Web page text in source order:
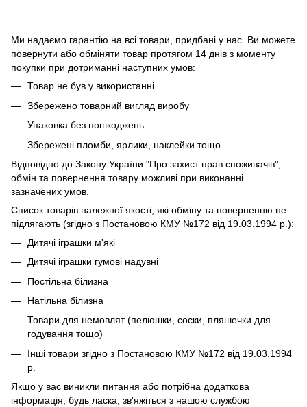
Ми надаємо гарантію на всі товари, придбані у нас. Ви можете
повернути або обміняти товар протягом 14 днів з моменту
покупки при дотриманні наступних умов:
Товар не був у використанні
Збережено товарний вигляд виробу
Упаковка без пошкоджень
Збережені пломби, ярлики, наклейки тощо
Відповідно до Закону України "Про захист прав споживачів",
обмін та повернення товару можливі при виконанні
зазначених умов.
Список товарів належної якості, які обміну та поверненню не
підлягають (згідно з Постановою КМУ №172 від 19.03.1994 р.):
Дитячі іграшки м'які
Дитячі іграшки гумові надувні
Постільна білизна
Натільна білизна
Товари для немовлят (пелюшки, соски, пляшечки для
годування тощо)
Інші товари згідно з Постановою КМУ №172 від 19.03.1994
р.
Якщо у вас виникли питання або потрібна додаткова
інформація, будь ласка, зв'яжіться з нашою службою